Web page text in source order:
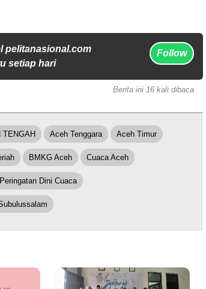
pelitanasional.com
setiap hari
Follow
Berita ini 16 kali dibaca
TENGAH Aceh Tenggara Aceh Timur
BMKG Aceh Cuaca Aceh
Peringatan Dini Cuaca